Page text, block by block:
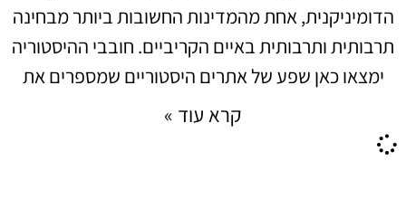
הדומיניקנית, אחת מהמדינות החשובות ביותר מבחינה
תרבותית ותרבותית באיים הקריביים. חובבי ההיסטוריה
ימצאו כאן שפע של אתרים היסטוריים שמספרים את
קרא עוד »